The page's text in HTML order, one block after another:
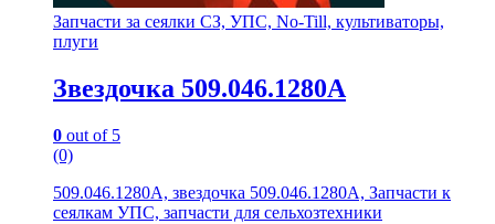
Запчасти за сеялки СЗ, УПС, No-Till, культиваторы,
плуги
Звездочка 509.046.1280А
0 out of 5
(0)
509.046.1280А, звездочка 509.046.1280А, Запчасти к
сеялкам УПС, запчасти для сельхозтехники